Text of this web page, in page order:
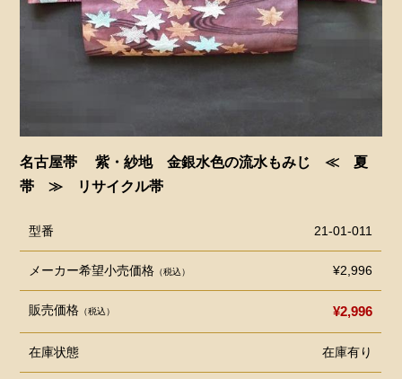
名古屋帯 紫・紗地 金銀水色の流水もみじ ≪ 夏
帯 ≫ リサイクル帯
型番 21-01-011
メーカー希望小売価格 （税込） ¥2,996
販売価格 （税込） ¥2,996
在庫状態 在庫有り